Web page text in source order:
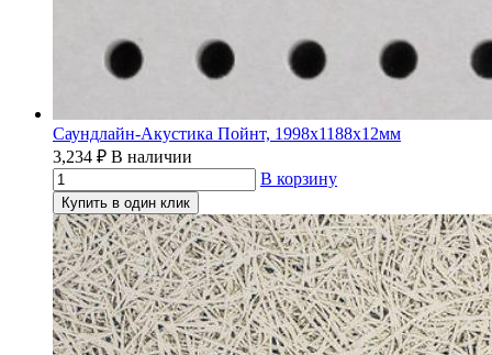
Саундлайн-Акустика Пойнт, 1998х1188х12мм
3,234 ₽ В наличии
В корзину
Купить в один клик